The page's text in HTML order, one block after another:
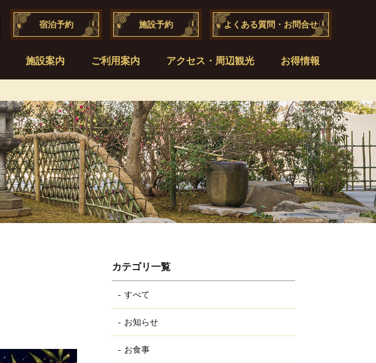
宿泊予約 施設予約 よくある質問・お問合せ
施設案内 ご利用案内 アクセス・周辺観光 お得情報
カテゴリ一覧
すべて
お知らせ
お食事